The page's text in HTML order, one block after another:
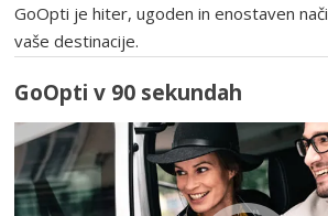
GoOpti je hiter, ugoden in enostaven
vaše destinacije.
GoOpti v 90 sekundah